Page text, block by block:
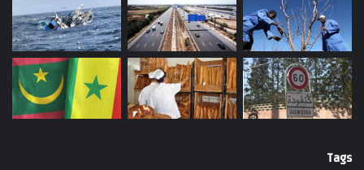
Tags